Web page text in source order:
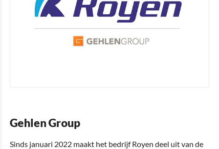
Gehlen Group
Sinds januari 2022 maakt het bedrijf Royen deel uit van de